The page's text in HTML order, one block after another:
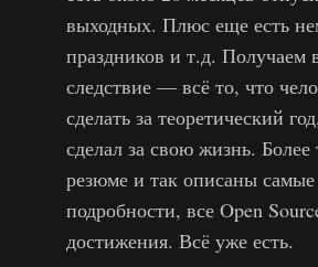
выходных. Плюс еще есть
праздников и т.д. Получаем
следствие — всё то, что
сделать за теоретический
сделал за свою жизнь.
резюме и так описаны
подробности, все Open
достижения. Всё уже есть.